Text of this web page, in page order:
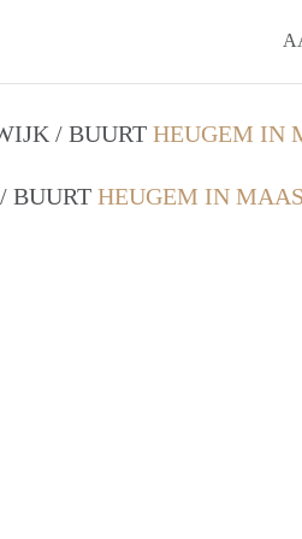
/ BUURT HEUGEM IN
BUURT HEUGEM IN